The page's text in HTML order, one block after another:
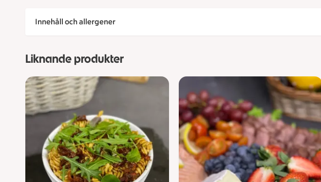
Innehåll och allergener
Liknande produkter